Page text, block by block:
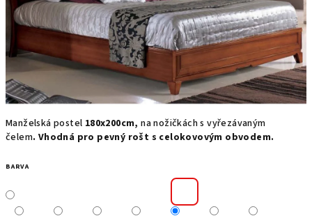
Manželská postel 180x200cm,na nožičkách s vyřezávaným
čelem. Vhodná pro pevný rošt s celokovovým obvodem.
BARVA